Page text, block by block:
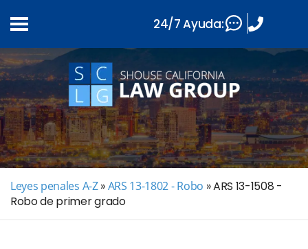
Leyes penales A-Z »ARS 13-1802 - Robo »ARS 13-1508 -
Robo de primer grado
24/7 Ayuda: